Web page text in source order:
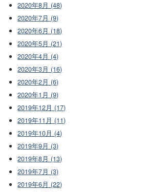
2020年8月 (48)
2020年7月 (9)
2020年6月 (18)
2020年5月 (21)
2020年4月 (4)
2020年3月 (16)
2020年2月 (6)
2020年1月 (9)
2019年12月 (17)
2019年11月 (11)
2019年10月 (4)
2019年9月 (3)
2019年8月 (13)
2019年7月 (3)
2019年6月 (22)